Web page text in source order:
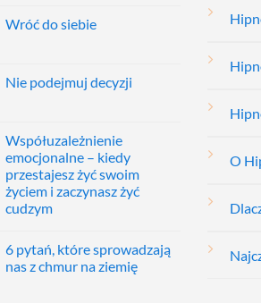
Wróć do siebie
Nie podejmuj decyzji
Współuzależnienie
emocjonalne – kiedy
przestajesz żyć swoim
życiem i zaczynasz żyć
cudzym
6 pytań, które sprowadzają
nas z chmur na ziemię
O